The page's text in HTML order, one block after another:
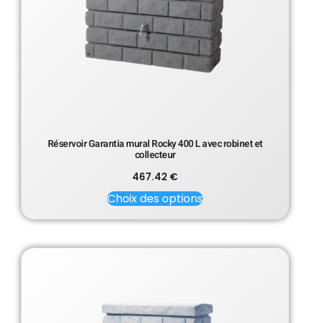
Réservoir Garantia mural Rocky 400 L avec robinet et
collecteur
467.42 €
Choix des options